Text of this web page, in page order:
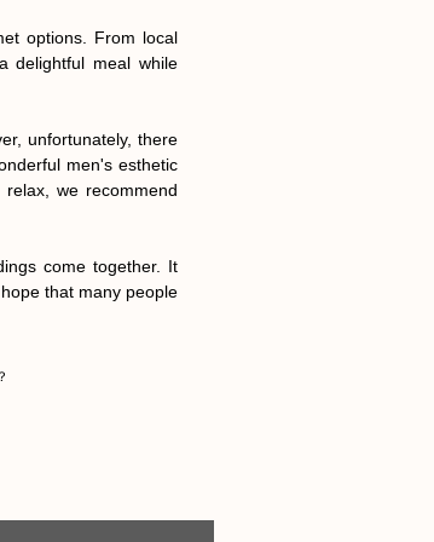
options. From local
delightful meal while
unfortunately, there
men's esthetic
we recommend
come together. It
that many people